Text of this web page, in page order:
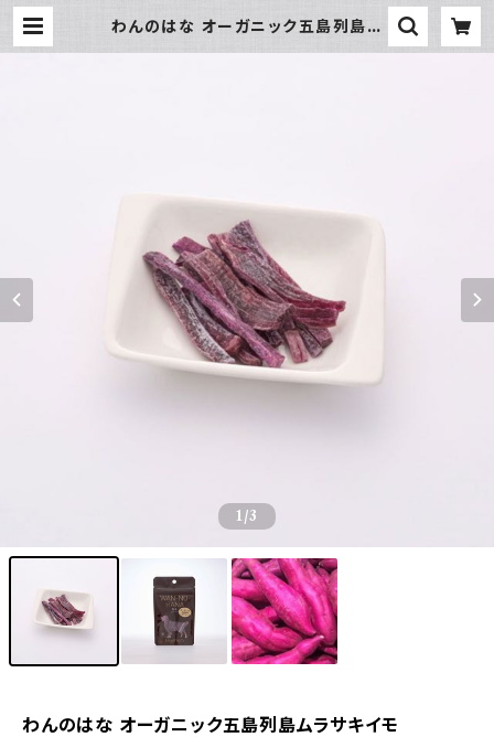
わんのはな オーガニック五島列島ム
1 /3
わんのはな オーガニック五島列島ムラサキイモ